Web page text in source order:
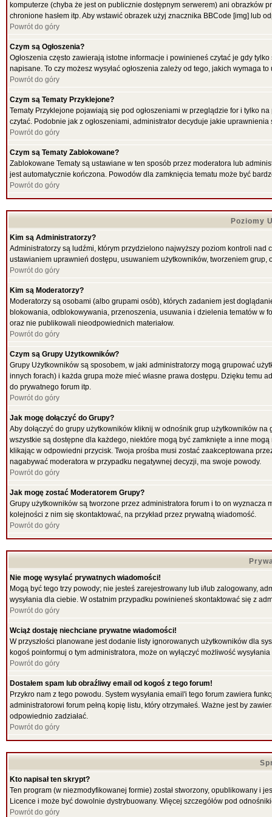
komputerze (chyba że jest on publicznie dostępnym serwerem) ani obrazków
chronione hasłem itp. Aby wstawić obrazek użyj znacznika BBCode [img] lub
Powrót do góry
Czym są Ogłoszenia?
Ogłoszenia często zawierają istotne informacje i powinieneś czytać je gdy
napisane. To czy możesz wysyłać ogłoszenia zależy od tego, jakich wymaga
Powrót do góry
Czym są Tematy Przyklejone?
Tematy Przyklejone pojawiają się pod ogłoszeniami w przeglądzie for i tylko
czytać. Podobnie jak z ogłoszeniami, administrator decyduje jakie
Powrót do góry
Czym są Tematy Zablokowane?
Zablokowane Tematy są ustawiane w ten sposób przez moderatora lub
jest automatycznie kończona. Powodów dla zamknięcia tematu może być
Powrót do góry
Poziomy
Kim są Administratorzy?
Administratorzy są ludźmi, którym przydzielono najwyższy poziom kontroli nad
ustawianiem uprawnień dostępu, usuwaniem użytkowników, tworzeniem
Powrót do góry
Kim są Moderatorzy?
Moderatorzy są osobami (albo grupami osób), których zadaniem jest
blokowania, odblokowywania, przenoszenia, usuwania i dzielenia tematów w
oraz nie publikowali nieodpowiednich materiałow.
Powrót do góry
Czym są Grupy Użytkowników?
Grupy Użytkowników są sposobem, w jaki administratorzy mogą grupować
innych forach) i każda grupa może mieć własne prawa dostępu. Dzięku temu
do prywatnego forum itp.
Powrót do góry
Jak mogę dołączyć do Grupy?
Aby dołączyć do grupy użytkowników kliknij w odnośnik grup użytkowników
wszystkie są dostępne dla każdego, niektóre mogą być zamknięte a inne
klikając w odpowiedni przycisk. Twoja prośba musi zostać zaakceptowana
nagabywać moderatora w przypadku negatywnej decyzji, ma swoje powody.
Powrót do góry
Jak mogę zostać Moderatorem Grupy?
Grupy użytkowników są tworzone przez administratora forum i to on
kolejności z nim się skontaktować, na przykład przez prywatną wiadomość.
Powrót do góry
Nie mogę wysyłać prywatnych wiadomości!
Mogą być tego trzy powody; nie jesteś zarejestrowany lub i/lub zalogowany,
wysyłania dla ciebie. W ostatnim przypadku powinieneś skontaktować się z
Powrót do góry
Wciąż dostaję niechciane prywatne wiadomości!
W przyszłości planowane jest dodanie listy ignorowanych użytkowników dla
kogoś poinformuj o tym administratora, może on wyłączyć możliwość
Powrót do góry
Dostałem spam lub obraźliwy email od kogoś z tego forum!
Przykro nam z tego powodu. System wysyłania email'i tego forum zawiera
administratorowi forum pełną kopię listu, który otrzymałeś. Ważne jest by
odpowiednio zadziałać.
Powrót do góry
Kto napisał ten skrypt?
Ten program (w niezmodyfikowanej formie) został stworzony, opublikowany i
Licence i może być dowolnie dystrybuowany. Więcej szczegółów pod
Powrót do góry